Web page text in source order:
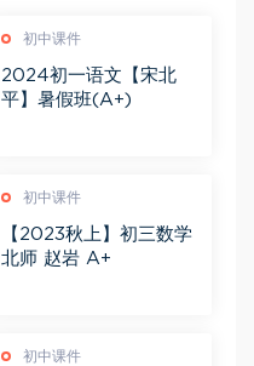
初中课件
2024初一语文【宋北
平】暑假班(A+)
初中课件
【2023秋上】初三数学
北师 赵岩 A+
初中课件